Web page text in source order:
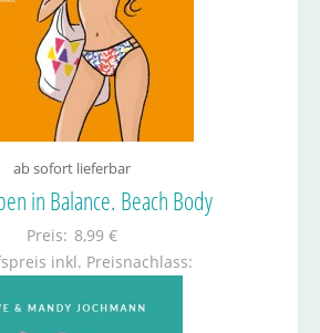
ab sofort lieferbar
in Balance. Beach Body
Preis: 8,99 €
inkl. Preisnachlass: